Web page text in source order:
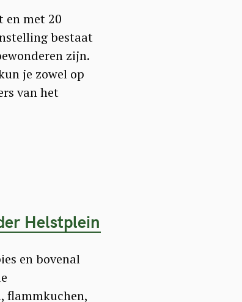
en met 20
bestaat
zijn.
je zowel op
van het
Helstplein
en bovenal
flammkuchen,